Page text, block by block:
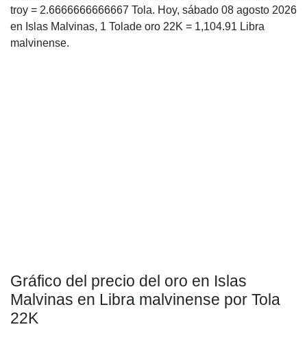
troy = 2.6666666666667 Tola. Hoy, sábado 08 agosto 2026
en Islas Malvinas, 1 Tolade oro 22K = 1,104.91 Libra
malvinense.
Gráfico del precio del oro en Islas
Malvinas en Libra malvinense por Tola
22K